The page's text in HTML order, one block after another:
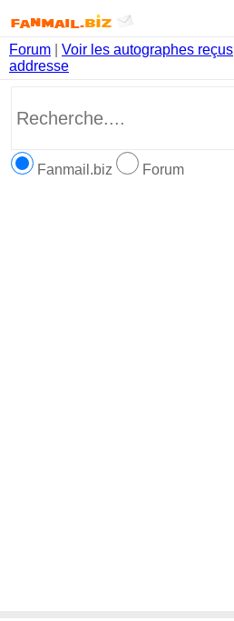
Forum Voir les autographes reçus
addresse
Fanmail.biz Forum